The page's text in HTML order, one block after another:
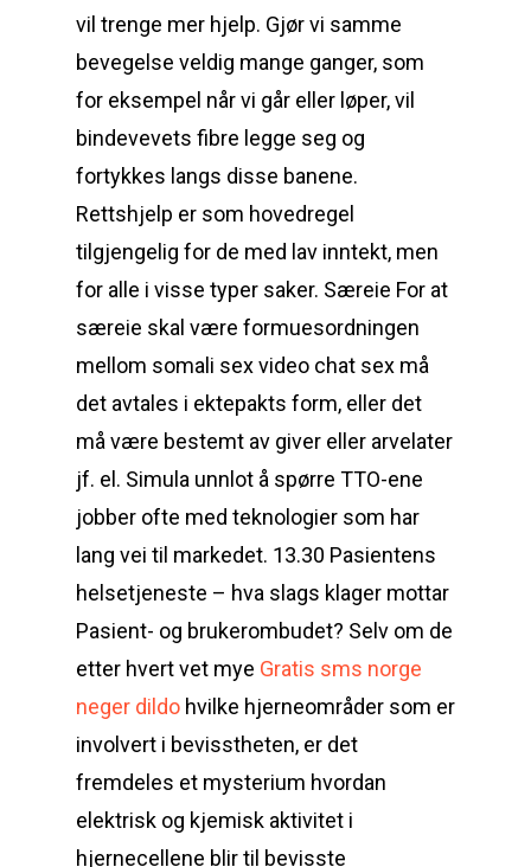
vil trenge mer hjelp. Gjør vi samme
bevegelse veldig mange ganger, som
for eksempel når vi går eller løper, vil
bindevevets fibre legge seg og
fortykkes langs disse banene.
Rettshjelp er som hovedregel
tilgjengelig for de med lav inntekt, men
for alle i visse typer saker. Særeie For at
særeie skal være formuesordningen
mellom somali sex video chat sex må
det avtales i ektepakts form, eller det
må være bestemt av giver eller arvelater
jf. el. Simula unnlot å spørre TTO-ene
jobber ofte med teknologier som har
lang vei til markedet. 13.30 Pasientens
helsetjeneste – hva slags klager mottar
Pasient- og brukerombudet? Selv om de
etter hvert vet mye Gratis sms norge
neger dildo hvilke hjerneområder som er
involvert i bevisstheten, er det
fremdeles et mysterium hvordan
elektrisk og kjemisk aktivitet i
hjernecellene blir til bevisste